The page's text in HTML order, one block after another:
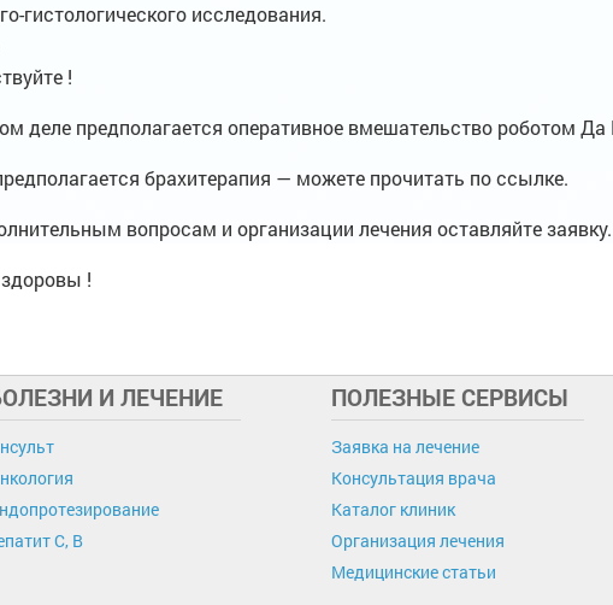
гистологического исследования.
!
деле предполагается оперативное вмешательство роботом
брахитерапия — можете прочитать по ссылке.
вопросам и организации лечения оставляйте заявку.
!
И ЛЕЧЕНИЕ
C, B
ПОЛЕЗНЫЕ СЕРВИСЫ
Заявка на лечение
Консультация врача
Каталог клиник
Организация лечения
Медицинские статьи